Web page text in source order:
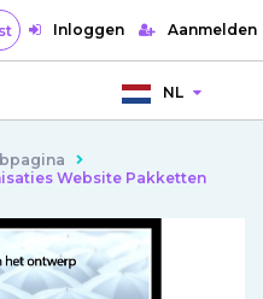
Aanmelden
Inloggen
NL
Website Pakketten